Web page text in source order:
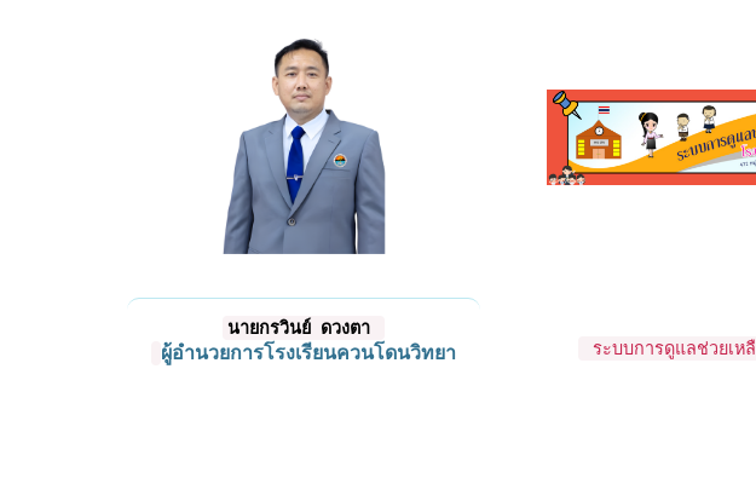
นายกรวินย์ ดวงตา
ผู้อำนวยการโรงเรียนควนโดนวิทยา ระบบการดูแลช่วยเห